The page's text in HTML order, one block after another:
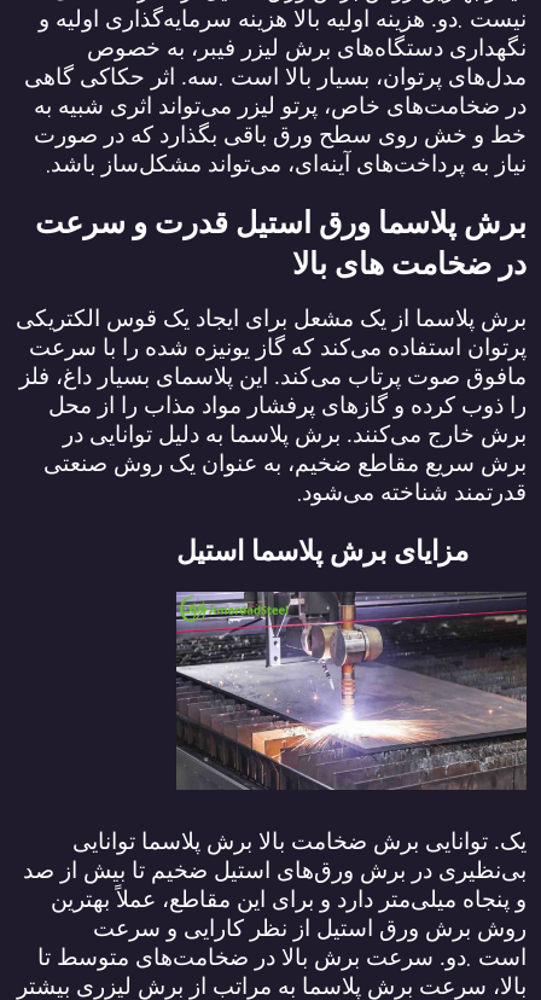
نیست .دو. هزینه اولیه بالا هزینه سرمایه‌گذاری اولیه و
نگهداری دستگاه‌های برش لیزر فیبر، به خصوص
مدل‌های پرتوان، بسیار بالا است .سه. اثر حکاکی گاهی
در ضخامت‌های خاص، پرتو لیزر می‌تواند اثری شبیه به
خط و خش روی سطح ورق باقی بگذارد که در صورت
نیاز به پرداخت‌های آینه‌ای، می‌تواند مشکل‌ساز باشد.
برش پلاسما ورق استیل قدرت و سرعت
در ضخامت‌ های بالا
برش پلاسما از یک مشعل برای ایجاد یک قوس الکتریکی
پرتوان استفاده می‌کند که گاز یونیزه شده را با سرعت
مافوق صوت پرتاب می‌کند. این پلاسمای بسیار داغ، فلز
را ذوب کرده و گازهای پرفشار مواد مذاب را از محل
برش خارج می‌کنند. برش پلاسما به دلیل توانایی در
برش سریع مقاطع ضخیم، به عنوان یک روش صنعتی
قدرتمند شناخته می‌شود.
مزایای برش پلاسما استیل
یک. توانایی برش ضخامت بالا برش پلاسما توانایی
بی‌نظیری در برش ورق‌های استیل ضخیم تا بیش از صد
و پنجاه میلی‌متر دارد و برای این مقاطع، عملاً بهترین
روش برش ورق استیل از نظر کارایی و سرعت
است .دو. سرعت برش بالا در ضخامت‌های متوسط تا
بالا، سرعت برش پلاسما به مراتب از برش لیزری بیشتر